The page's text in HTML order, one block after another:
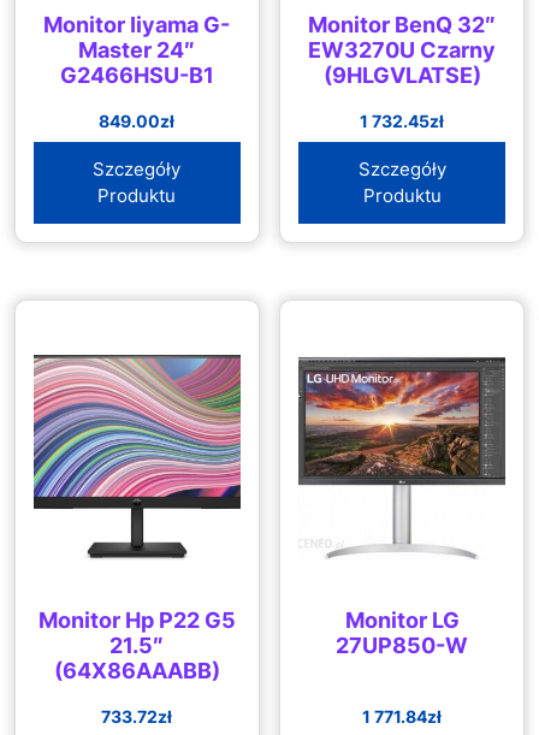
Monitor Iiyama G-
Master 24″
G2466HSU-B1
849.00zł
Szczegóły
Produktu
Monitor BenQ 32″
EW3270U Czarny
(9HLGVLATSE)
1 732.45zł
Szczegóły
Produktu
Monitor Hp P22 G5
21.5″
(64X86AAABB)
733.72zł
Monitor LG
27UP850-W
1 771.84zł